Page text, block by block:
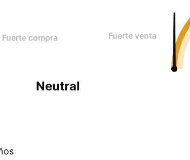
Fuerte compra
Neutral
Fuerte venta